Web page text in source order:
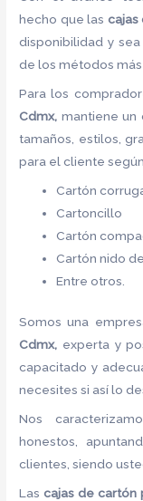
hecho que las cajas
disponibilidad y
de los métodos
Para los
Cdmx, mantiene un
tamaños, estilos,
para el cliente
Cartón
Cartoncillo
Cartón
Cartón nido
Entre otros.
Somos una
Cdmx, experta y
capacitado y
necesites si así lo
Nos
honestos,
clientes, siendo
Las cajas de cartón